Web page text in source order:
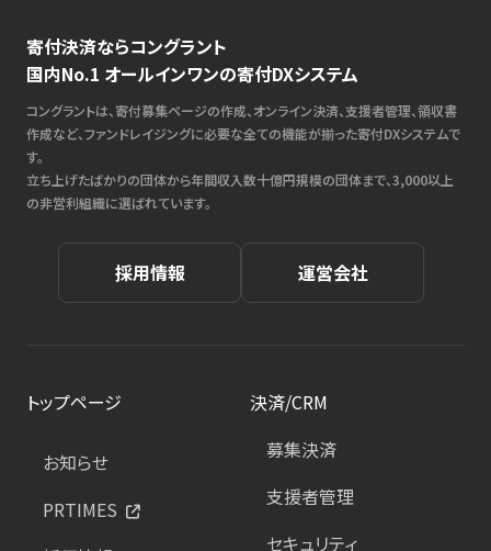
寄付決済ならコングラント
国内No.1 オールインワンの寄付DXシステム
コングラントは、寄付募集ページの作成、オンライン決済、支援者管理、領収書
作成など、ファンドレイジングに必要な全ての機能が揃った寄付DXシステムで
す。
立ち上げたばかりの団体から年間収入数十億円規模の団体まで、3,000以上
の非営利組織に選ばれています。
採用情報 運営会社
トップページ
お知らせ
PRTIMES
決済/CRM
募集決済
支援者管理
セキュリティ